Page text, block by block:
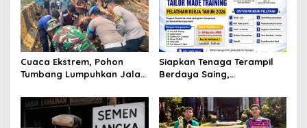
Cuaca Ekstrem, Pohon
Tumbang Lumpuhkan Jalan
Blangpidie
Siapkan Tenaga Terampil
Berdaya Saing,
Tamiang Buka Pelatihan
Kerja 2026